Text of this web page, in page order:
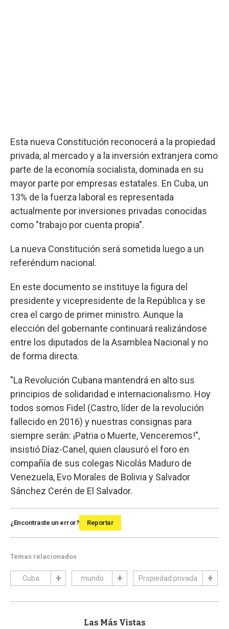
Esta nueva Constitución reconocerá a la propiedad
privada, al mercado y a la inversión extranjera como
parte de la economía socialista, dominada en su
mayor parte por empresas estatales. En Cuba, un
13% de la fuerza laboral es representada
actualmente por inversiones privadas conocidas
como "trabajo por cuenta propia".
La nueva Constitución será sometida luego a un
referéndum nacional.
En este documento se instituye la figura del
presidente y vicepresidente de la República y se
crea el cargo de primer ministro. Aunque la
elección del gobernante continuará realizándose
entre los diputados de la Asamblea Nacional y no
de forma directa.
"La Revolución Cubana mantendrá en alto sus
principios de solidaridad e internacionalismo. Hoy
todos somos Fidel (Castro, líder de la revolución
fallecido en 2016) y nuestras consignas para
siempre serán: ¡Patria o Muerte, Venceremos!",
insistió Díaz-Canel, quien clausuró el foro en
compañía de sus colegas Nicolás Maduro de
Venezuela, Evo Morales de Bolivia y Salvador
Sánchez Cerén de El Salvador.
¿Encontraste un error? Reportar
Temas relacionados
Cuba mundo Propiedad privada
Las Más Vistas